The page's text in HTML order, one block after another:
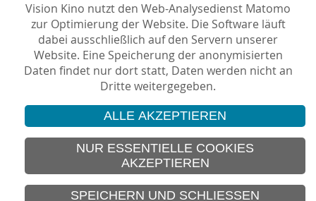
Autor*in: Sabine Kögel-Popp , 02.09.2020 , letzte
Aktualisierung: 28.09.2020
© 2026 Vision Kino
IMPRESSUM
SITEMAP
DATENSCHUTZ
Vision Kino nutzt den Web-Analysedienst Matomo
zur Optimierung der Website. Die Software läuft
dabei ausschließlich auf den Servern unserer
Website. Eine Speicherung der anonymisierten
Daten findet nur dort statt, Daten werden nicht an
Dritte weitergegeben.
ALLE AKZEPTIEREN
NUR ESSENTIELLE COOKIES
AKZEPTIEREN
SPEICHERN UND SCHLIESSEN